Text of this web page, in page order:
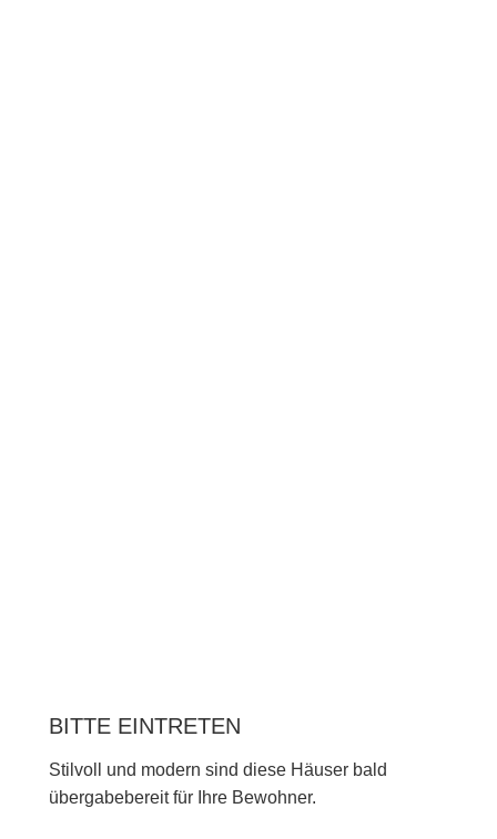
BITTE EINTRETEN
Stilvoll und modern sind diese Häuser bald
übergabebereit für Ihre Bewohner.